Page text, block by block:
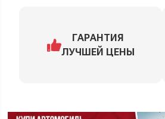
ГАРАНТИЯ
ЛУЧШЕЙ ЦЕНЫ